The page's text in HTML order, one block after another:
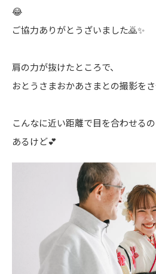
😂
ご協力ありがとうざいました🙇✨
肩の力が抜けたところで、
おとうさまおかあさまとの撮影を
こんなに近い距離で目を合わせる
あるけど💕